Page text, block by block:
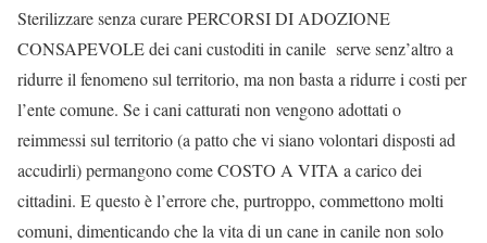
Sterilizzare senza curare PERCORSI DI ADOZIONE
CONSAPEVOLE dei cani custoditi in canile serve senz’altro a
ridurre il fenomeno sul territorio, ma non basta a ridurre i costi per
l’ente comune. Se i cani catturati non vengono adottati o
reimmessi sul territorio (a patto che vi siano volontari disposti ad
accudirli) permangono come COSTO A VITA a carico dei
cittadini. E questo è l’errore che, purtroppo, commettono molti
comuni, dimenticando che la vita di un cane in canile non solo